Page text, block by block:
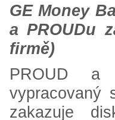
GE Money
a PROUDu
firmě)
PROUD a
vypracovaný
zakazuje